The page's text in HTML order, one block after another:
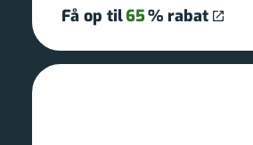
Få op til65% rabat